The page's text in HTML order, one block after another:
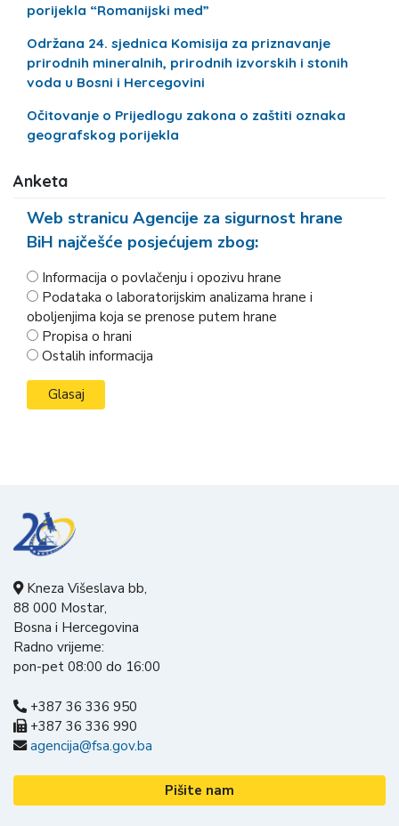
porijekla “Romanijski med”
Održana 24. sjednica Komisija za priznavanje
prirodnih mineralnih, prirodnih izvorskih i stonih
voda u Bosni i Hercegovini
Očitovanje o Prijedlogu zakona o zaštiti oznaka
geografskog porijekla
Anketa
Web stranicu Agencije za sigurnost hrane
BiH najčešće posjećujem zbog:
Informacija o povlačenju i opozivu hrane
Podataka o laboratorijskim analizama hrane i
oboljenjima koja se prenose putem hrane
Propisa o hrani
Ostalih informacija
Kneza Višeslava bb,
88 000 Mostar,
Bosna i Hercegovina
Radno vrijeme:
pon-pet 08:00 do 16:00
+387 36 336 950
+387 36 336 990
agencija@fsa.gov.ba
Pišite nam